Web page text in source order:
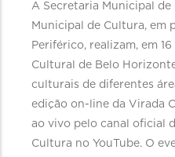
A Secretaria Municipal de
Municipal de Cultura, em
Periférico, realizam, em
Cultural de Belo
culturais de diferentes
edição on-line da Virada
ao vivo pelo canal oficial
Cultura no YouTube. O